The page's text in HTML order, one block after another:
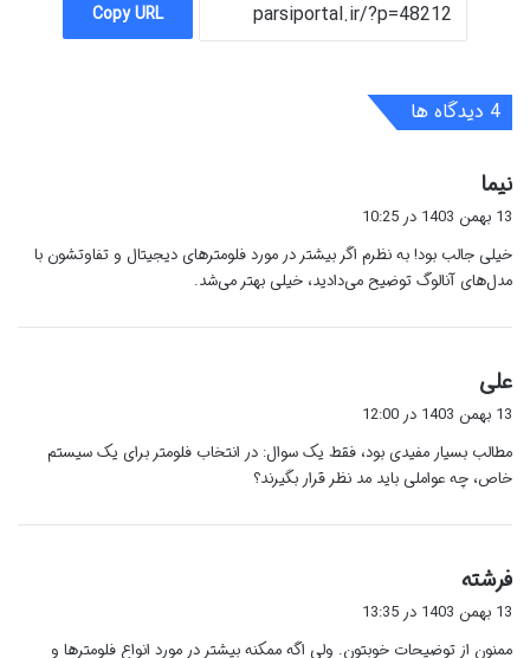
Copy URL
‫4 دیدگاه ها
نیما
ت
13 بهمن 1403 در 10:25
خیلی جالب بود! به نظرم اگر بیشتر در مورد فلومترهای دیجیتال و تفاوتشون با
مدل‌های آنالوگ توضیح می‌دادید، خیلی بهتر می‌شد.
علی
ت
:
13 بهمن 1403 در 12:00
مطالب بسیار مفیدی بود، فقط یک سوال: در انتخاب فلومتر برای یک سیستم
خاص، چه عواملی باید مد نظر قرار بگیرند؟
فرشته
13 بهمن 1403 در 13:35
ممنون از توضیحات خوبتون. ولی اگه ممکنه بیشتر در مورد انواع فلومترها و